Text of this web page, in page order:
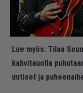
Lue myös: Tilaa
kahvitauolla
uutiset ja